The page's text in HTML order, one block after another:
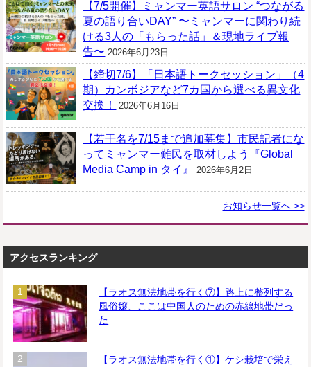
【7/5開催】ミャンマー英語サロン “つながる
夏の語り合いDAY” 〜ミャンマーに関わり続
ける3人の「もらった話」＆現地ライブ報
告〜 2026年6月23日
【締切7/6】「日本語トークセッション」（4
期）カンボジアなど7カ国から選べる異文化
交換！
2026年6月16日
【若干名を7/15まで追加募集】市民記者にな
ってミャンマー難民を取材しよう『Global
Media Camp in タイ』
2026年6月2日
お知らせ一覧へ >>
アクセスランキング
【ラオス無法地帯を行く⑦】路上に整列する
風俗嬢、ここは中国人のための赤線地帯だっ
た
【ラオス無法地帯を行く①】ケシ栽培で栄え